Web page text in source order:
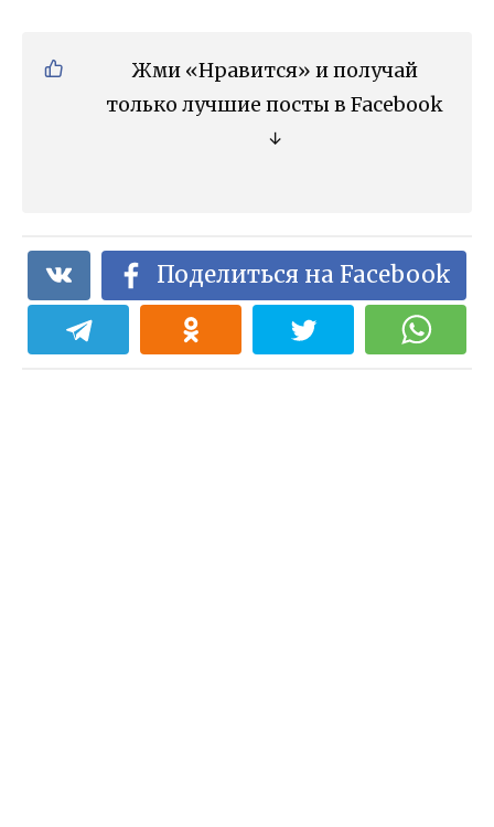
Жми «Нравится» и получай
только лучшие посты в Facebook
↓
Поделиться на Facebook